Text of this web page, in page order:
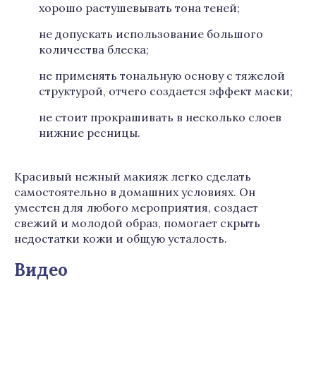
хорошо растушевывать тона теней;
не допускать использование большого
количества блеска;
не применять тональную основу с тяжелой
структурой, отчего создается эффект маски;
не стоит прокрашивать в несколько слоев
нижние ресницы.
Красивый нежный макияж легко сделать
самостоятельно в домашних условиях. Он
уместен для любого мероприятия, создает
свежий и молодой образ, помогает скрыть
недостатки кожи и общую усталость.
Видео